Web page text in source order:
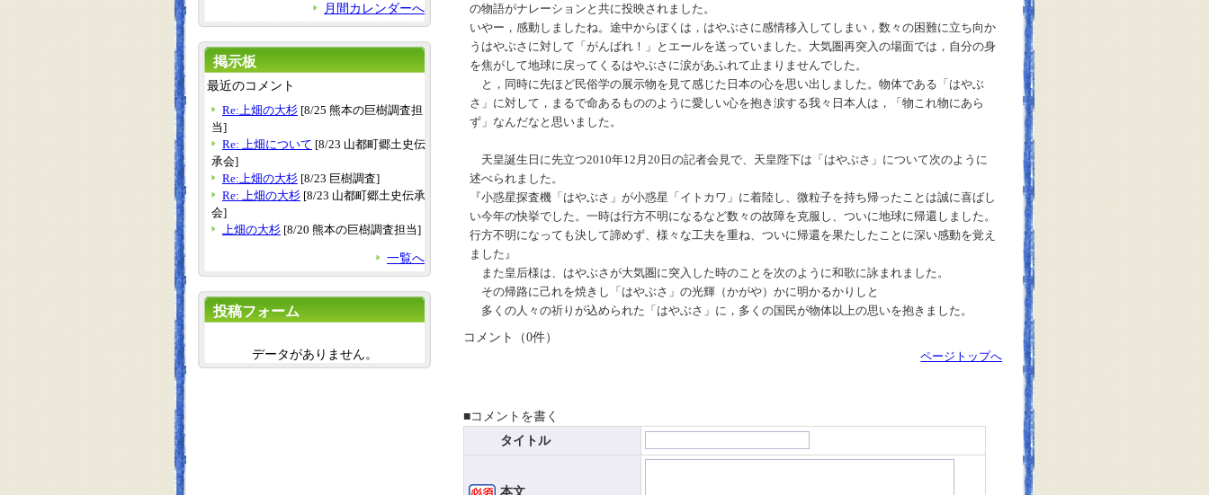
の物語がナレーションと共に投映されました。
いやー，感動しましたね。途中からぼくは，はやぶさに感情移入してしまい，数々の困難に立ち向か
うはやぶさに対して「がんばれ！」とエールを送っていました。大気圏再突入の場面では，自分の身
を焦がして地球に戻ってくるはやぶさに涙があふれて止まりませんでした。
と，同時に先ほど民俗学の展示物を見て感じた日本の心を思い出しました。物体である「はやぶ
さ」に対して，まるで命あるもののように愛しい心を抱き涙する我々日本人は，「物これ物にあら
ず」なんだなと思いました。
天皇誕生日に先立つ2010年12 月 20 日の記者会見で、天皇陛下は「はやぶさ」について次のように
述べられました。
『小惑星探査機「はやぶさ」が小惑星「イトカワ」に着陸し、微粒子を持ち帰ったことは誠に喜ばし
い今年の快挙でした。一時は行方不明になるなど数々の故障を克服し、ついに地球に帰還しました。
行方不明になっても決して諦めず、様々な工夫を重ね、ついに帰還を果たしたことに深い感動を覚え
ました』
また皇后様は、はやぶさが大気圏に突入した時のことを次のように和歌に詠まれました。
その帰路に己れを焼きし「はやぶさ」の光輝（かがや）かに明かるかりしと
多くの人々の祈りが込められた「はやぶさ」に，多くの国民が物体以上の思いを抱きました。
コメント（0件）
ページトップへ
■コメントを書く
タイトル
本文
月間カレンダーへ
掲示板
最近のコメント
Re:上畑の大杉 [8/25 熊本の巨樹調査担
当]
Re: 上畑について [8/23 山都町郷土史伝
承会]
Re:上畑の大杉 [8/23 巨樹調査]
Re: 上畑の大杉 [8/23 山都町郷土史伝承
会]
上畑の大杉 [8/20 熊本の巨樹調査担当]
一覧へ
投稿フォーム
データがありません。